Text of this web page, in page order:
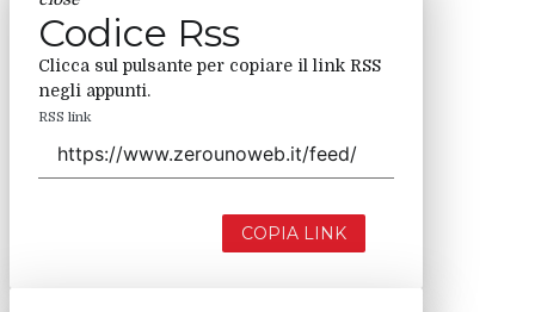
Codice Rss
Clicca sul pulsante per copiare il link RSS
negli appunti.
RSS link
COPIA LINK